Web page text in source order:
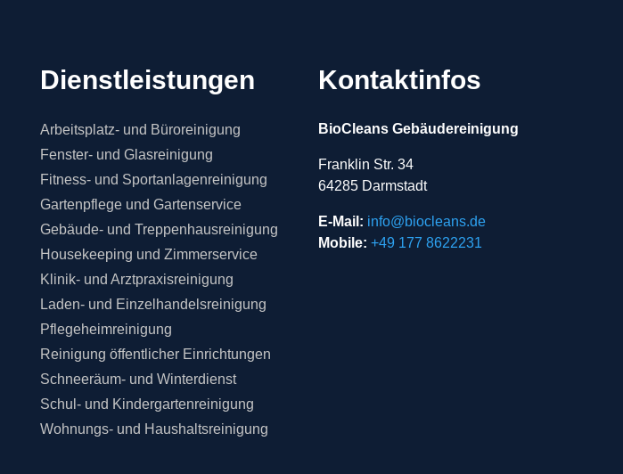
Dienstleistungen
Arbeitsplatz- und Büroreinigung
Fenster- und Glasreinigung
Fitness- und Sportanlagenreinigung
Gartenpflege und Gartenservice
Gebäude- und Treppenhausreinigung
Housekeeping und Zimmerservice
Klinik- und Arztpraxisreinigung
Laden- und Einzelhandelsreinigung
Pflegeheimreinigung
Reinigung öffentlicher Einrichtungen
Schneeräum- und Winterdienst
Schul- und Kindergartenreinigung
Wohnungs- und Haushaltsreinigung
Kontaktinfos
BioCleans Gebäudereinigung
Franklin Str. 34
64285 Darmstadt
E-Mail: info@biocleans.de
Mobile: +49 177 8622231